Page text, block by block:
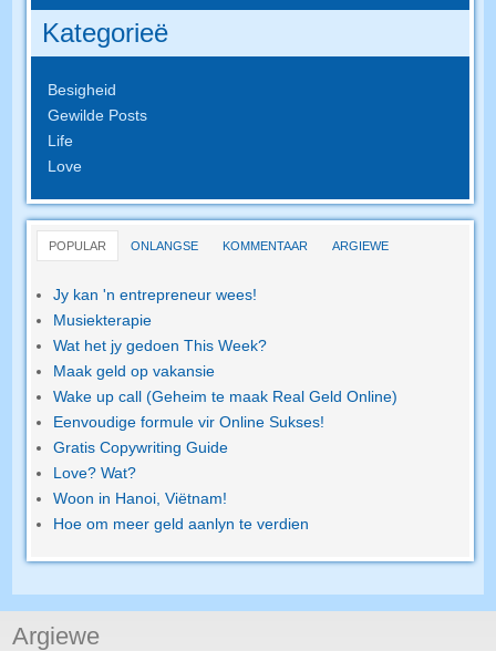
Kategorieë
Besigheid
Gewilde Posts
Life
Love
POPULAR ONLANGSE KOMMENTAAR ARGIEWE
Jy kan 'n entrepreneur wees!
Musiekterapie
Wat het jy gedoen This Week?
Maak geld op vakansie
Wake up call (Geheim te maak Real Geld Online)
Eenvoudige formule vir Online Sukses!
Gratis Copywriting Guide
Love? Wat?
Woon in Hanoi, Viëtnam!
Hoe om meer geld aanlyn te verdien
Argiewe